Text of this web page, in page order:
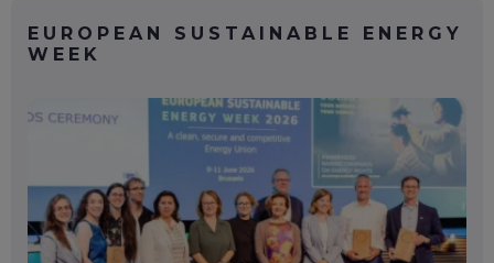
EUROPEAN SUSTAINABLE ENERGY
WEEK